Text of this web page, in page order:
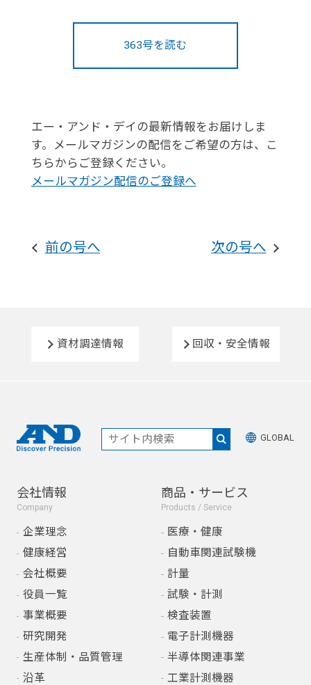
363号を読む
エー・アンド・デイの最新情報をお届けしま
す。メールマガジンの配信をご希望の方は、こ
ちらからご登録ください。
メールマガジン配信のご登録へ
前の号へ 次の号へ
資材調達情報 回収・安全情報
GLOBAL
会社情報
Company
企業理念
健康経営
会社概要
役員一覧
事業概要
研究開発
生産体制・品質管理
沿革
商品・サービス
Products / Service
医療・健康
自動車関連試験機
計量
試験・計測
検査装置
電子計測機器
半導体関連事業
工業計測機器